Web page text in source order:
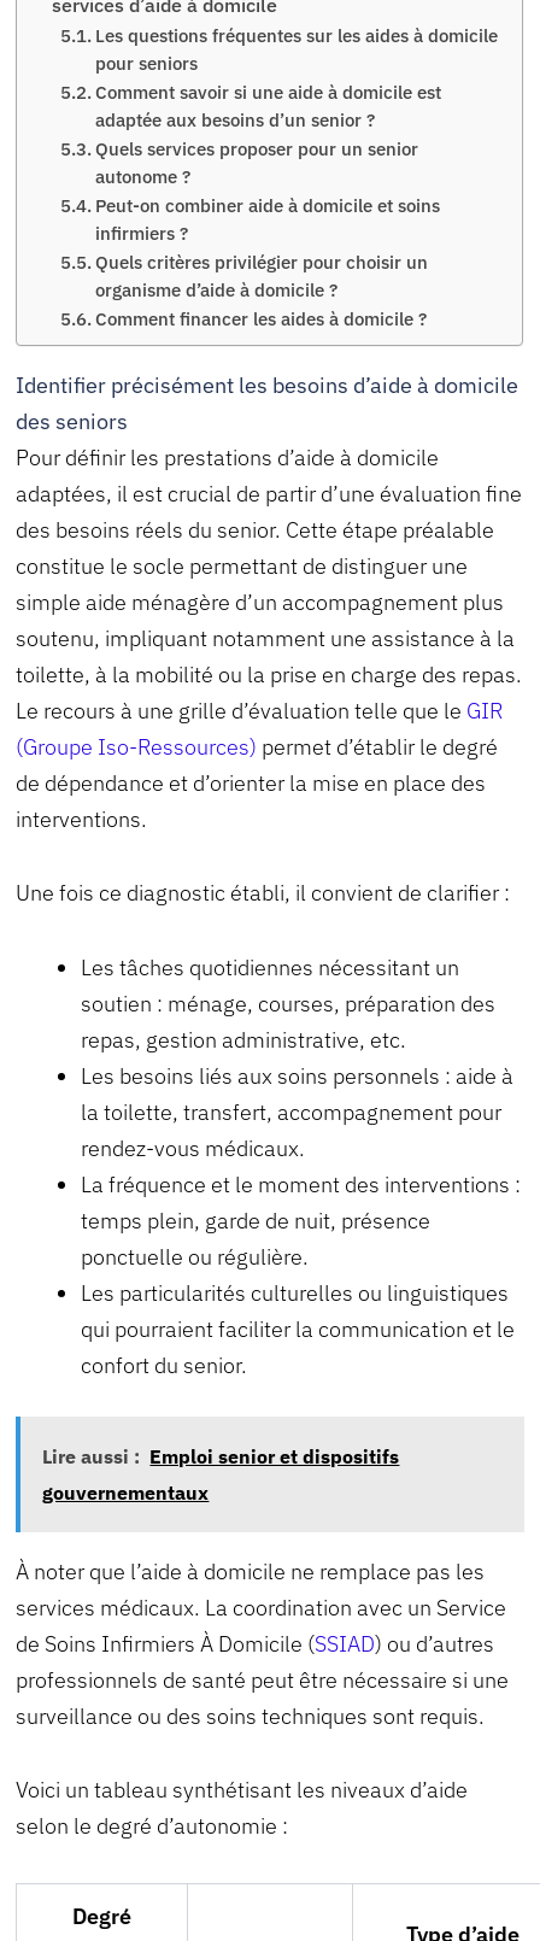
Les questions fréquentes sur les aides à domicile
pour seniors
Comment savoir si une aide à domicile est
adaptée aux besoins d’un senior ?
Quels services proposer pour un senior
autonome ?
Peut-on combiner aide à domicile et soins
infirmiers ?
Quels critères privilégier pour choisir un
organisme d’aide à domicile ?
Comment financer les aides à domicile ?
Identifier précisément les besoins d’aide à domicile
des seniors
Pour définir les prestations d’aide à domicile
adaptées, il est crucial de partir d’une évaluation fine
des besoins réels du senior. Cette étape préalable
constitue le socle permettant de distinguer une
simple aide ménagère d’un accompagnement plus
soutenu, impliquant notamment une assistance à la
toilette, à la mobilité ou la prise en charge des repas.
Le recours à une grille d’évaluation telle que le GIR
(Groupe Iso-Ressources) permet d’établir le degré
de dépendance et d’orienter la mise en place des
interventions.
Une fois ce diagnostic établi, il convient de clarifier :
Les tâches quotidiennes nécessitant un
soutien : ménage, courses, préparation des
repas, gestion administrative, etc.
Les besoins liés aux soins personnels : aide à
la toilette, transfert, accompagnement pour
rendez-vous médicaux.
La fréquence et le moment des interventions :
temps plein, garde de nuit, présence
ponctuelle ou régulière.
Les particularités culturelles ou linguistiques
qui pourraient faciliter la communication et le
confort du senior.
Lire aussi : Emploi senior et dispositifs
gouvernementaux
À noter que l’aide à domicile ne remplace pas les
services médicaux. La coordination avec un Service
de Soins Infirmiers À Domicile (SSIAD) ou d’autres
professionnels de santé peut être nécessaire si une
surveillance ou des soins techniques sont requis.
Voici un tableau synthétisant les niveaux d’aide
selon le degré d’autonomie :
Degré
Type d’aide